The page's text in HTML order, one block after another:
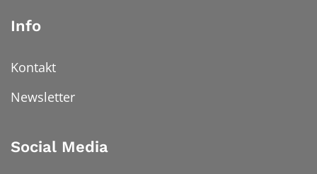
Info
Kontakt
Newsletter
Social Media